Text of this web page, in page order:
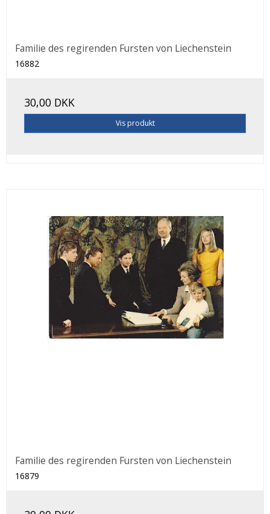
Familie des regirenden Fursten von Liechenstein
16882
30,00 DKK
Vis produkt
Familie des regirenden Fursten von Liechenstein
16879